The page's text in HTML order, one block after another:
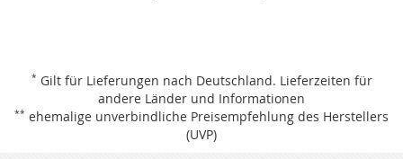
* Gilt für Lieferungen nach Deutschland. Lieferzeiten für
andere Länder und Informationen
** ehemalige unverbindliche Preisempfehlung des Herstellers
(UVP)